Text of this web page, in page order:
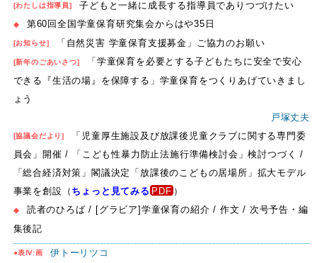
[わたしは指導員] 子どもと一緒に成長する指導員でありつづけたい
◆ 第60回全国学童保育研究集会からはや35日
[お知らせ] 「自然災害 学童保育支援募金」ご協力のお願い
[新年のごあいさつ]
「学童保育を必要とする子どもたちに安全で安心
できる『生活の場』を保障する」学童保育をつくりあげていきまし
ょう
戸塚丈夫
[協議会だより]
「児童厚生施設及び放課後児童クラブに関する専門委
員会」開催 / 「こども性暴力防止法施行準備検討会」検討つづく /
「総合経済対策」閣議決定「放課後のこどもの居場所」拡大モデル
事業を創設（ ちょっと見てみる ）
◆
読者のひろば / [グラビア]学童保育の紹介 / 作文 / 次号予告・編
集後記
●表Ⅳ:画 伊トーリツコ